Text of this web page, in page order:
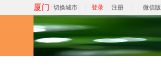
厦门 切换城市 登录 注册 微信版